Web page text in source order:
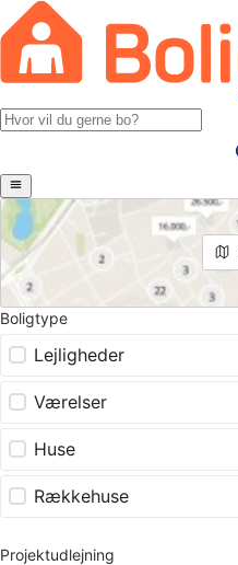
Boligtype
Lejligheder
Værelser
Huse
Rækkehuse
Projektudlejning